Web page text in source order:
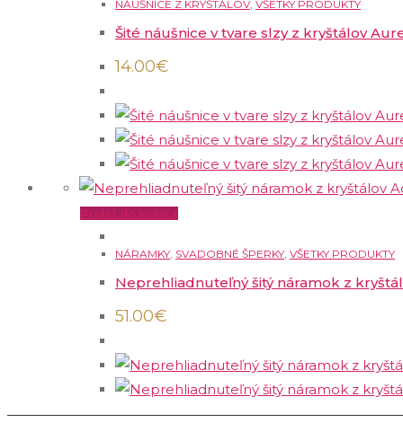
NÁUŠNICE Z KRYŠTÁLOV, VŠETKY PRODUKTY
Šité náušnice v tvare slzy z kryštálov
14.00€
Pridať do košíka
NÁRAMKY SVADOBNÉ ŠPERKY VŠETKY PRODUKTY
Neprehliadnuteľný šitý náramok z
51.00€